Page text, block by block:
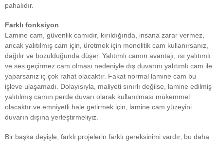
pahalıdır.
Farklı fonksiyon
Lamine cam, güvenlik camıdır, kırıldığında, insana zarar vermez,
ancak yalıtılmış cam için, üretmek için monolitik cam kullanırsanız,
dağılır ve bozulduğunda düşer. Yalıtımlı camın avantajı, ısı yalıtımlı
ve ses geçirmez cam olması nedeniyle dış duvarını yalıtımlı cam ile
yaparsanız iç çok rahat olacaktır. Fakat normal lamine cam bu
işleve ulaşamadı. Dolayısıyla, maliyeti sınırlı değilse, lamine edilmiş
yalıtılmış camın perde duvarı olarak kullanılması mükemmel
olacaktır ve emniyetli hale getirmek için, lamine cam yüzeyini
duvarın dışına yerleştirmeliyiz.
Bir başka deyişle, farklı projelerin farklı gereksinimi vardır, bu daha